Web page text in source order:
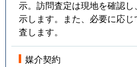
示。訪問査定は現地を確認
示します。また、必要に応
査します。
媒介契約